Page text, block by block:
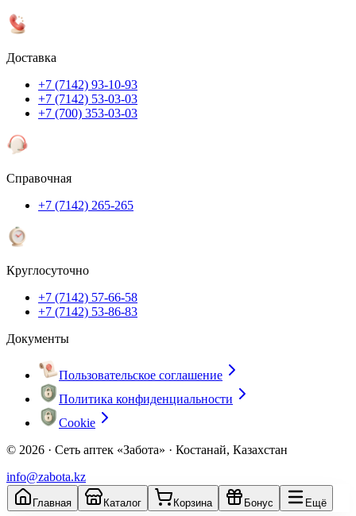
Доставка
+7 (7142) 93-10-93
+7 (7142) 53-03-03
+7 (700) 353-03-03
Справочная
+7 (7142) 265-265
Круглосуточно
+7 (7142) 57-66-58
+7 (7142) 53-86-83
Документы
Пользовательское соглашение
Политика конфиденциальности
Cookie
© 2026 · Сеть аптек «Забота» · Костанай, Казахстан
info@zabota.kz
Главная Каталог Корзина Бонус Ещё